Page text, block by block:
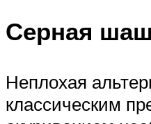
Серная
Неплохая
классическим